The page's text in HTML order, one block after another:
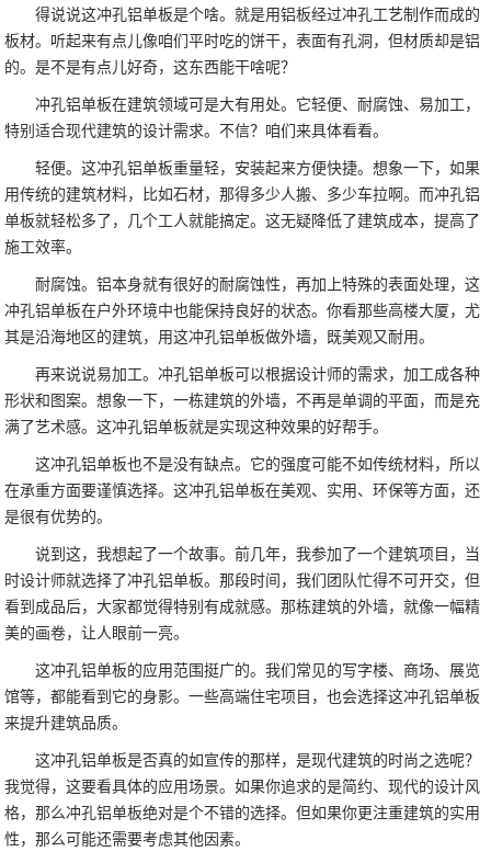
得说说这冲孔铝单板是个啥。就是用铝板经过冲孔工艺制作而成的
板材。听起来有点儿像咱们平时吃的饼干，表面有孔洞，但材质却是铝
的。是不是有点儿好奇，这东西能干啥呢？
冲孔铝单板在建筑领域可是大有用处。它轻便、耐腐蚀、易加工，
特别适合现代建筑的设计需求。不信？咱们来具体看看。
轻便。这冲孔铝单板重量轻，安装起来方便快捷。想象一下，如果
用传统的建筑材料，比如石材，那得多少人搬、多少车拉啊。而冲孔铝
单板就轻松多了，几个工人就能搞定。这无疑降低了建筑成本，提高了
施工效率。
耐腐蚀。铝本身就有很好的耐腐蚀性，再加上特殊的表面处理，这
冲孔铝单板在户外环境中也能保持良好的状态。你看那些高楼大厦，尤
其是沿海地区的建筑，用这冲孔铝单板做外墙，既美观又耐用。
再来说说易加工。冲孔铝单板可以根据设计师的需求，加工成各种
形状和图案。想象一下，一栋建筑的外墙，不再是单调的平面，而是充
满了艺术感。这冲孔铝单板就是实现这种效果的好帮手。
这冲孔铝单板也不是没有缺点。它的强度可能不如传统材料，所以
在承重方面要谨慎选择。这冲孔铝单板在美观、实用、环保等方面，还
是很有优势的。
说到这，我想起了一个故事。前几年，我参加了一个建筑项目，当
时设计师就选择了冲孔铝单板。那段时间，我们团队忙得不可开交，但
看到成品后，大家都觉得特别有成就感。那栋建筑的外墙，就像一幅精
美的画卷，让人眼前一亮。
这冲孔铝单板的应用范围挺广的。我们常见的写字楼、商场、展览
馆等，都能看到它的身影。一些高端住宅项目，也会选择这冲孔铝单板
来提升建筑品质。
这冲孔铝单板是否真的如宣传的那样，是现代建筑的时尚之选呢？
我觉得，这要看具体的应用场景。如果你追求的是简约、现代的设计风
格，那么冲孔铝单板绝对是个不错的选择。但如果你更注重建筑的实用
性，那么可能还需要考虑其他因素。